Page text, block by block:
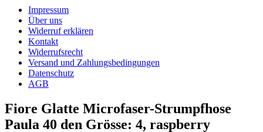
Impressum
Über uns
Widerruf erklären
Kontakt
Widerrufsrecht
Versand und Zahlungsbedingungen
Datenschutz
AGB
Fiore Glatte Microfaser-Strumpfhose
Paula 40 den Grösse: 4, raspberry